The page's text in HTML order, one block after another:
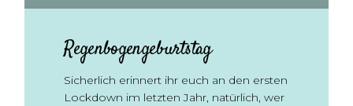
Regenbogengeburtstag
Sicherlich erinnert ihr euch an den ersten
Lockdown im letzten Jahr, natürlich, wer